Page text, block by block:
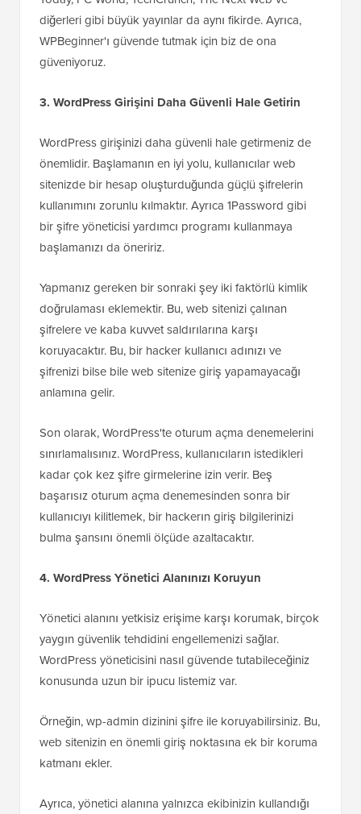
diğerleri gibi büyük yayınlar da aynı fikirde. Ayrıca,
WPBeginner'ı güvende tutmak için biz de ona
güveniyoruz.
3. WordPress Girişini Daha Güvenli Hale Getirin
WordPress girişinizi daha güvenli hale getirmeniz de
önemlidir. Başlamanın en iyi yolu, kullanıcılar web
sitenizde bir hesap oluşturduğunda güçlü şifrelerin
kullanımını zorunlu kılmaktır. Ayrıca 1Password gibi
bir şifre yöneticisi yardımcı programı kullanmaya
başlamanızı da öneririz.
Yapmanız gereken bir sonraki şey iki faktörlü kimlik
doğrulaması eklemektir. Bu, web sitenizi çalınan
şifrelere ve kaba kuvvet saldırılarına karşı
koruyacaktır. Bu, bir hacker kullanıcı adınızı ve
şifrenizi bilse bile web sitenize giriş yapamayacağı
anlamına gelir.
Son olarak, WordPress'te oturum açma denemelerini
sınırlamalısınız. WordPress, kullanıcıların istedikleri
kadar çok kez şifre girmelerine izin verir. Beş
başarısız oturum açma denemesinden sonra bir
kullanıcıyı kilitlemek, bir hackerın giriş bilgilerinizi
bulma şansını önemli ölçüde azaltacaktır.
4. WordPress Yönetici Alanınızı Koruyun
Yönetici alanını yetkisiz erişime karşı korumak, birçok
yaygın güvenlik tehdidini engellemenizi sağlar.
WordPress yöneticisini nasıl güvende tutabileceğiniz
konusunda uzun bir ipucu listemiz var.
Örneğin, wp-admin dizinini şifre ile koruyabilirsiniz. Bu,
web sitenizin en önemli giriş noktasına ek bir koruma
katmanı ekler.
Ayrıca, yönetici alanına yalnızca ekibinizin kullandığı